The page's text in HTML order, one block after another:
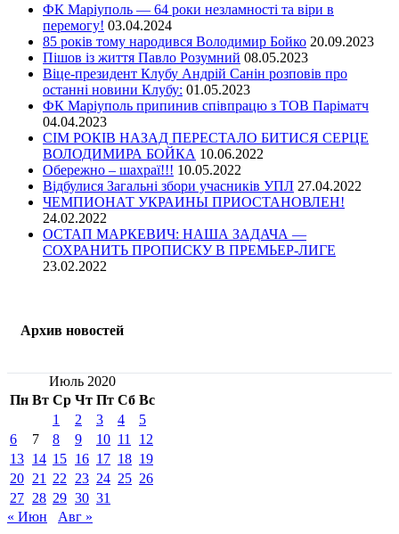
ФК Маріуполь — 64 роки незламності та віри в
перемогу! 03.04.2024
85 років тому народився Володимир Бойко 20.09.2023
Пішов із життя Павло Розумний 08.05.2023
Віце-президент Клубу Андрій Санін розповів про
останні новини Клубу: 01.05.2023
ФК Маріуполь припинив співпрацю з ТОВ Паріматч
04.04.2023
СІМ РОКІВ НАЗАД ПЕРЕСТАЛО БИТИСЯ СЕРЦЕ
ВОЛОДИМИРА БОЙКА 10.06.2022
Обережно – шахраї!!! 10.05.2022
Відбулися Загальні збори учасників УПЛ 27.04.2022
ЧЕМПИОНАТ УКРАИНЫ ПРИОСТАНОВЛЕН!
24.02.2022
ОСТАП МАРКЕВИЧ: НАША ЗАДАЧА —
СОХРАНИТЬ ПРОПИСКУ В ПРЕМЬЕР-ЛИГЕ
23.02.2022
Архив новостей
Июль 2020
Пн Вт Ср Чт Пт Сб Вс
1
2 3 4
5
6
7 8 9 10 11
12
13 14 15 16 17 18 19
20 21 22 23 24 25 26
27 28 29 30 31
« Июн
Авг »